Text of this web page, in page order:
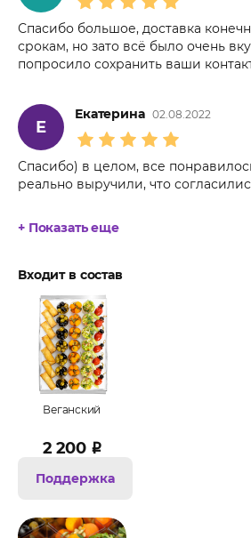
Спасибо большое, доставка
срокам, но зато всё было очень
попросило сохранить ваши
Е
Екатерина 02.08.2022
Спасибо) в целом, все
реально выручили, что
+ Показать еще
Входит в состав
Веганский
2 200 ₽
Поддержка